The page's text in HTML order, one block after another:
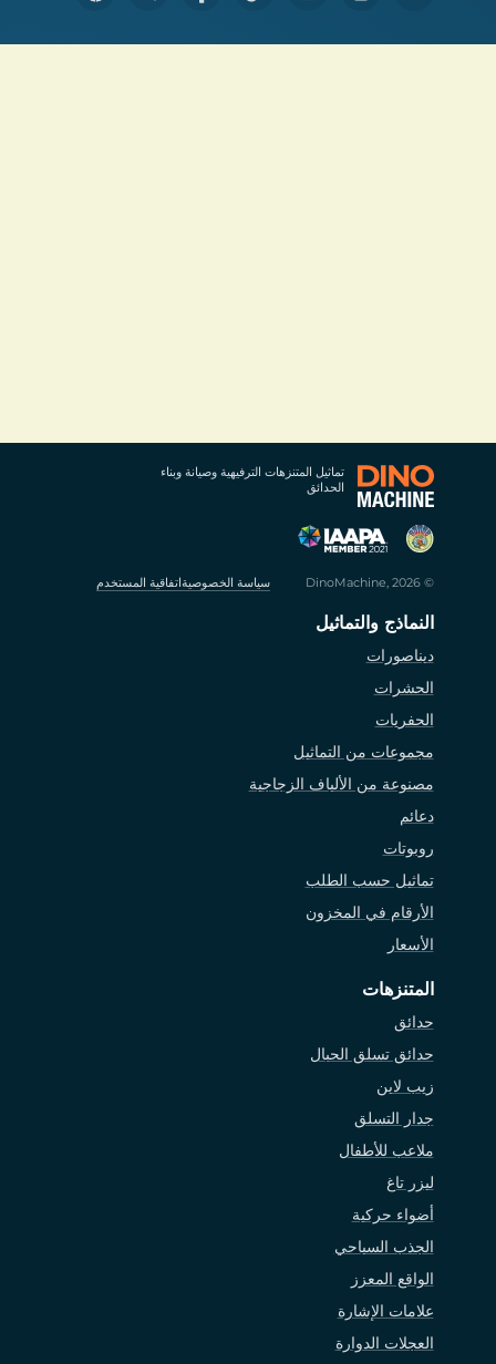
تماثيل المتنزهات الترفيهية وصيانة وبناء
الحدائق
© DinoMachine, 2026 سياسة الخصوصيةاتفاقية المستخدم
النماذج والتماثيل
ديناصورات
الحشرات
الحفريات
مجموعات من التماثيل
مصنوعة من الألياف الزجاجية
دعائم
روبوتات
تماثيل حسب الطلب
الأرقام في المخزون
الأسعار
المتنزهات
حدائق
حدائق تسلق الحبال
زيب لاين
جدار التسلق
ملاعب للأطفال
ليزر تاغ
أضواء حركية
الجذب السياحي
الواقع المعزز
علامات الإشارة
العجلات الدوارة